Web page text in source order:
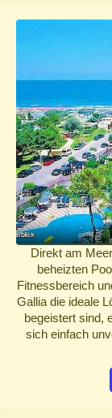
Direkt am
beheizten
Fitnessbereich
Gallia die ideale
begeistert sind,
sich einfach